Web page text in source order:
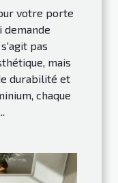
votre porte
demande
pas
mais
durabilité et
chaque